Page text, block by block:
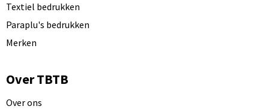
Textiel bedrukken
Paraplu's bedrukken
Merken
Over TBTB
Over ons